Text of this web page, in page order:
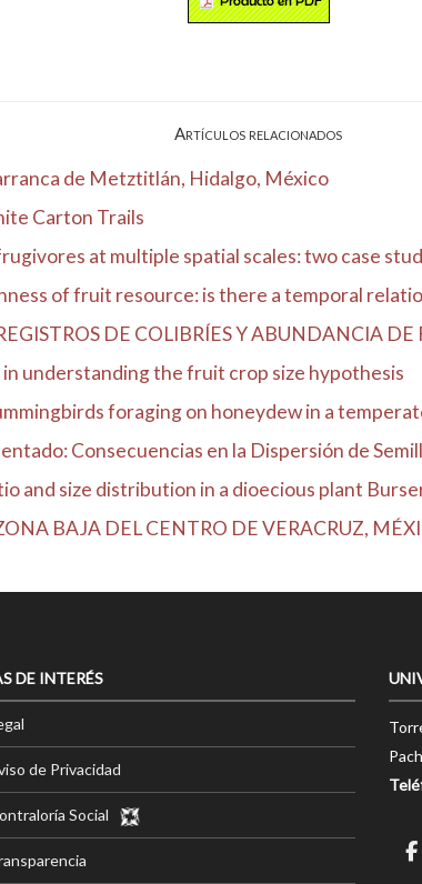
Artículos relacionados
de Metztitlán, Hidalgo, México
Carton Trails
at multiple spatial scales: two case
of fruit resource: is there a temporal
DE COLIBRÍES Y ABUNDANCIA
understanding the fruit crop size hypothesis
foraging on honeydew in a
Consecuencias en la Dispersión de
and size distribution in a dioecious plant
BAJA DEL CENTRO DE VERACRUZ,
DE INTERÉS
de Privacidad
Social